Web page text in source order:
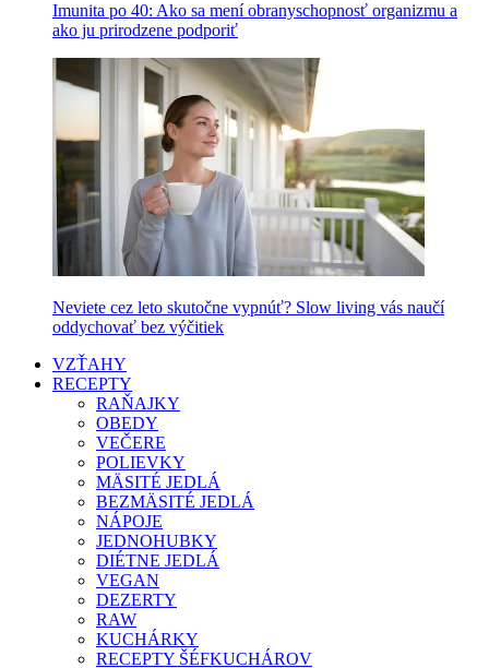
Imunita po 40: Ako sa mení obranyschopnosť organizmu a
ako ju prirodzene podporiť
Neviete cez leto skutočne vypnúť? Slow living vás naučí
oddychovať bez výčitiek
VZŤAHY
RECEPTY
RAŇAJKY
OBEDY
VEČERE
POLIEVKY
MÄSITÉ JEDLÁ
BEZMÄSITÉ JEDLÁ
NÁPOJE
JEDNOHUBKY
DIÉTNE JEDLÁ
VEGAN
DEZERTY
RAW
KUCHÁRKY
RECEPTY ŠÉFKUCHÁROV